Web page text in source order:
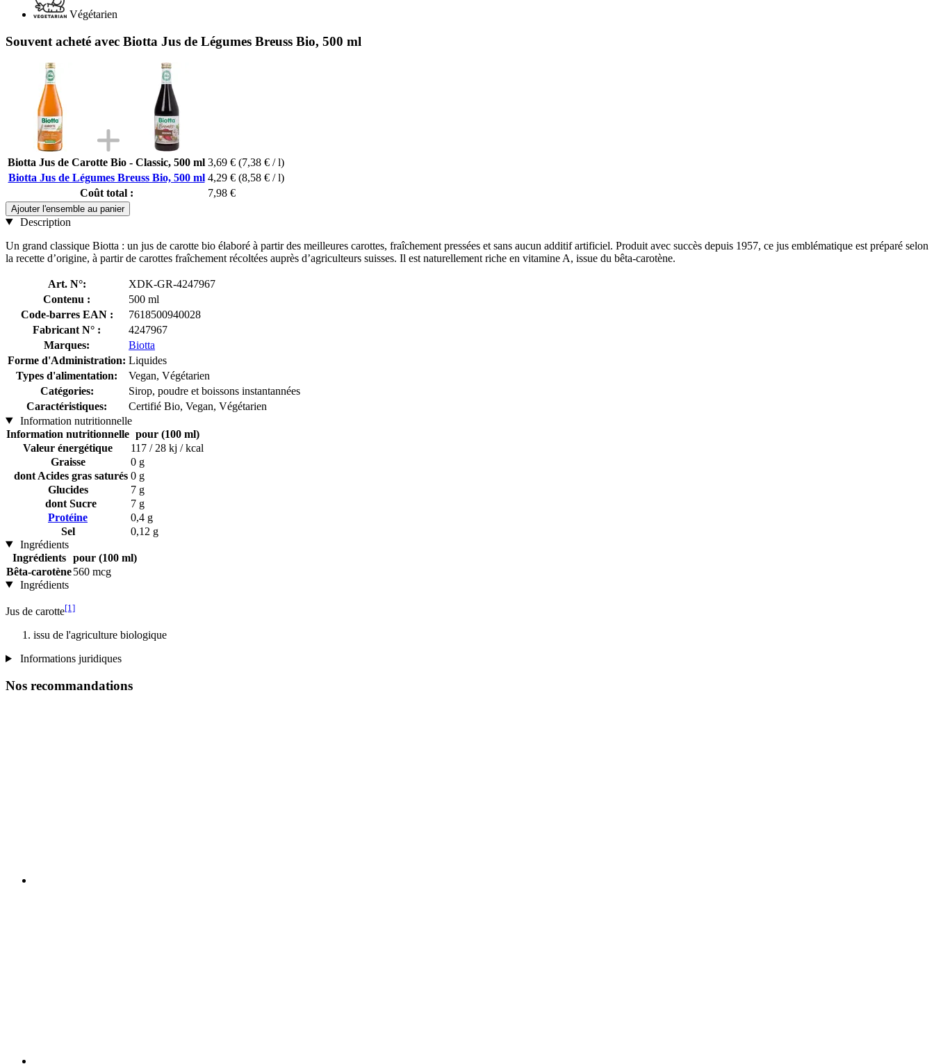
Végétarien
Souvent acheté avec Biotta Jus de Légumes Breuss Bio, 500 ml
Biotta Jus de Carotte Bio - Classic, 500 ml 3,69 € (7,38 € / l)
Biotta Jus de Légumes Breuss Bio, 500 ml 4,29 € (8,58 € / l)
Coût total :
7,98 €
Ajouter l'ensemble au panier
Description
Un grand classique Biotta : un jus de carotte bio élaboré à partir des meilleures carottes, fraîchement pressées et sans aucun additif artificiel. Produit avec succès depuis 1957, ce jus emblématique est préparé selon
la recette d’origine, à partir de carottes fraîchement récoltées auprès d’agriculteurs suisses. Il est naturellement riche en vitamine A, issue du bêta-carotène.
Art. N°:
XDK-GR-4247967
Contenu :
500 ml
Code-barres EAN :
7618500940028
Fabricant N° :
4247967
Marques:
Biotta
Forme d'Administration: Liquides
Types d'alimentation:
Vegan, Végétarien
Catégories:
Sirop, poudre et boissons instantannées
Caractéristiques:
Certifié Bio, Vegan, Végétarien
Information nutritionnelle
Information nutritionnelle pour (100 ml)
Valeur énergétique
117 / 28 kj / kcal
Graisse
0 g
dont Acides gras saturés 0 g
Glucides
7 g
dont Sucre
7 g
Protéine
0,4 g
Sel
0,12 g
Ingrédients
Ingrédients
pour (100 ml)
Bêta-carotène560 mcg
Ingrédients
Jus de carotte[1]
issu de l'agriculture biologique
Informations juridiques
Nos recommandations